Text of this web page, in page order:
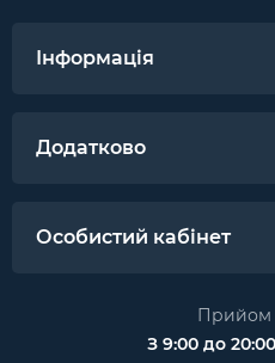
Інформація
Додатково
Особистий кабінет
Прийом
З 9:00 до